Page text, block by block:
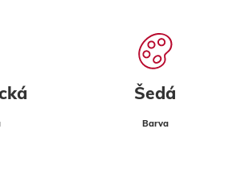
Šedá
Barva